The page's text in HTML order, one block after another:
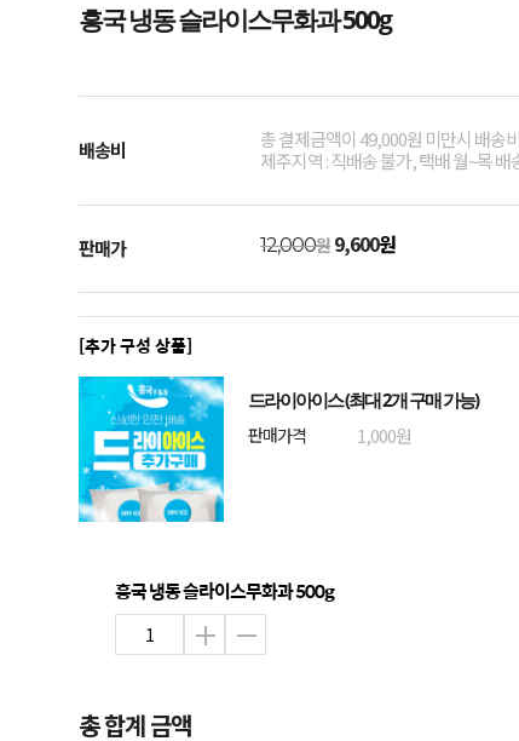
흥국 냉동 슬라이스무화과 500g
배송비
총 결제금액이 49,000원 미만시 배송
제주지역 : 직배송 불가, 택배 월~목 배
판매가 12,000원 9,600원
[추가 구성 상품]
드라이아이스 (최대 2개 구매 가능)
판매가격
1,000원
흥국 냉동 슬라이스무화과 500g
총 합계 금액